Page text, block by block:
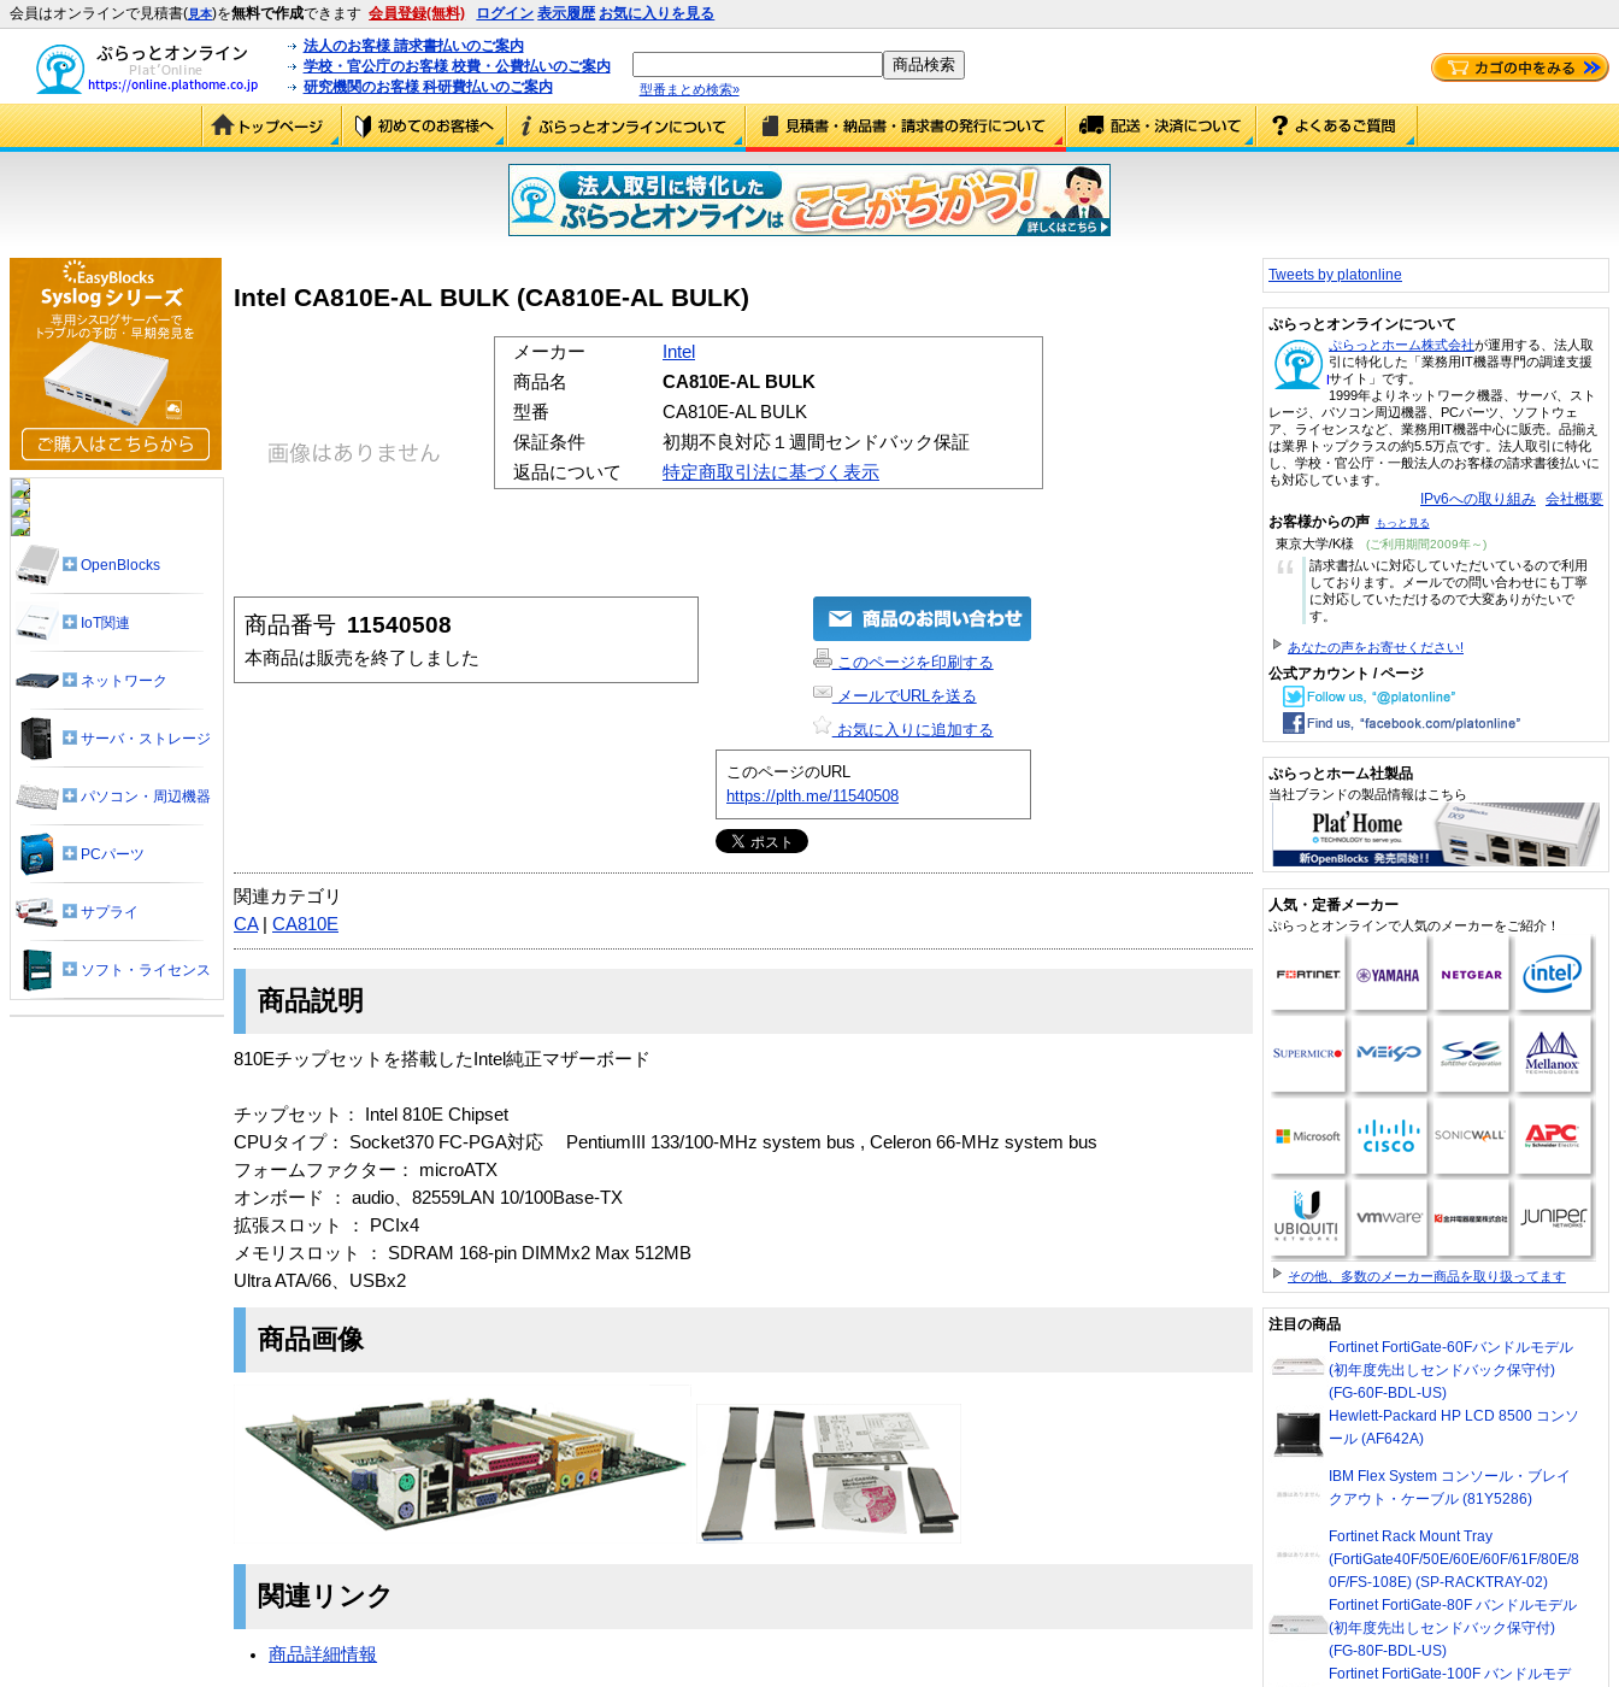
会員はオンラインで見積書(見本)を無料で作成できます 会員登録(無料) ログイン 表示履歴 お気に入りを見る
法人のお客様 請求書払いのご案内
学校・官公庁のお客様 校費・公費払いのご案内
研究機関のお客様 科研費払いのご案内
型番まとめ検索»
Intel CA810E-AL BULK (CA810E-AL BULK)
メーカー
Intel
商品名
CA810E-AL BULK
型番
CA810E-AL BULK
保証条件
初期不良対応１週間センドバック保証
返品について
特定商取引法に基づく表示
商品番号 11540508
本商品は販売を終了しました
このページを印刷する
メールでURLを送る
お気に入りに追加する
このページのURL
https://plth.me/11540508
関連カテゴリ
CA| CA810E
商品説明
810Eチップセットを搭載したIntel純正マザーボード
チップセット： Intel 810E Chipset
CPUタイプ： Socket370 FC-PGA対応 PentiumIII 133/100-MHz system bus , Celeron 66-MHz system bus
フォームファクター： microATX
オンボード ： audio、82559LAN 10/100Base-TX
拡張スロット ： PCIx4
メモリスロット ： SDRAM 168-pin DIMMx2 Max 512MB
Ultra ATA/66、USBx2
商品画像
関連リンク
商品詳細情報
OpenBlocks
IoT関連
ネットワーク
サーバ・ストレージ
パソコン・周辺機器
PCパーツ
サプライ
ソフト・ライセンス
Tweets by platonline
ぷらっとオンラインについて
ぷらっとホーム株式会社が運用する、法人取
引に特化した「業務用IT機器専門の調達支援
サイト」です。
1999年よりネットワーク機器、サーバ、スト
レージ、パソコン周辺機器、PCパーツ、ソフトウェ
ア、ライセンスなど、業務用IT機器中心に販売。品揃え
は業界トップクラスの約5.5万点です。法人取引に特化
し、学校・官公庁・一般法人のお客様の請求書後払いに
も対応しています。
IPv6への取り組み 会社概要
お客様からの声 もっと見る
東京大学/K様 (ご利用期間2009年～)
“
請求書払いに対応していただいているので利用
しております。メールでの問い合わせにも丁寧
に対応していただけるので大変ありがたいで
す。
あなたの声をお寄せください!
公式アカウント / ページ
ぷらっとホーム社製品
当社ブランドの製品情報はこちら
人気・定番メーカー
ぷらっとオンラインで人気のメーカーをご紹介！
その他、多数のメーカー商品を取り扱ってます
注目の商品
Fortinet FortiGate-60Fバンドルモデル
(初年度先出しセンドバック保守付)
(FG-60F-BDL-US)
Hewlett-Packard HP LCD 8500 コンソ
ール (AF642A)
IBM Flex System コンソール・ブレイ
クアウト・ケーブル (81Y5286)
Fortinet Rack Mount Tray
(FortiGate40F/50E/60E/60F/61F/80E/8
0F/FS-108E) (SP-RACKTRAY-02)
Fortinet FortiGate-80F バンドルモデル
(初年度先出しセンドバック保守付)
(FG-80F-BDL-US)
Fortinet FortiGate-100F バンドルモデ